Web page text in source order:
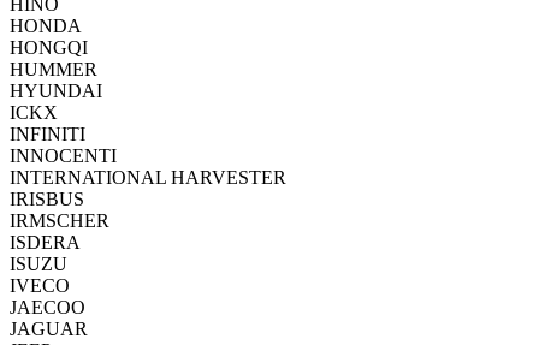
HINO
HONDA
HONGQI
HUMMER
HYUNDAI
ICKX
INFINITI
INNOCENTI
INTERNATIONAL HARVESTER
IRISBUS
IRMSCHER
ISDERA
ISUZU
IVECO
JAECOO
JAGUAR